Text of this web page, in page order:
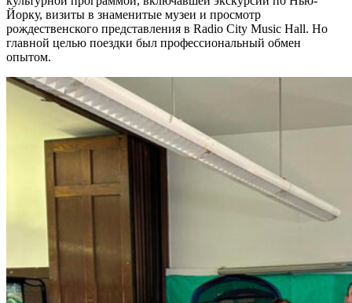
Йорку, визиты в знаменитые музеи и просмотр
рождественского представления в Radio City Music Hall. Но
главной целью поездки был профессиональный обмен
опытом.